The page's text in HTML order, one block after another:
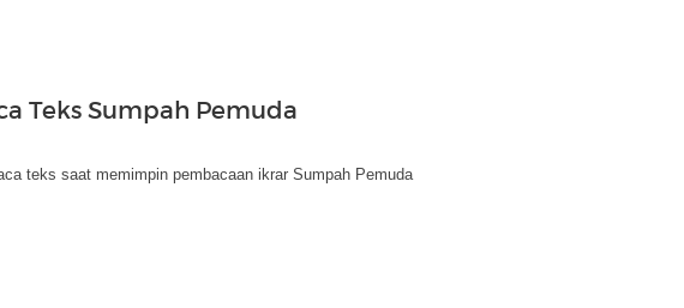
Teks Sumpah Pemuda
teks saat memimpin pembacaan ikrar Sumpah Pemuda